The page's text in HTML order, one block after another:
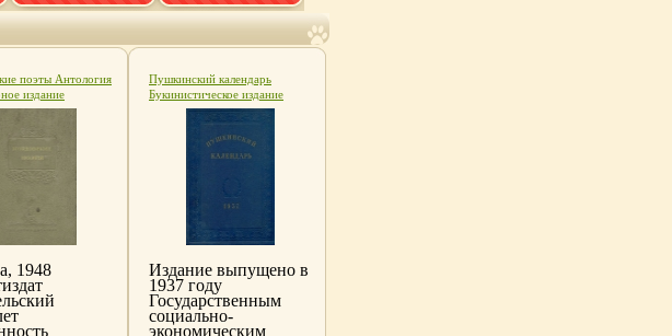
поэты Антология
издание
Хорошая
литература
г Твердый
112 стр Тираж:
1948
Пушкинский календарь
Букинистическое издание
Сохранность: Хорошая
Издательство: Детская
литература Ленинград, 1991 г
Твердый переплет, 144 стр
(~205x225 мм) инфо 8491k.
Издание выпущено в
1937 году
Государственным
социально-
экономическим